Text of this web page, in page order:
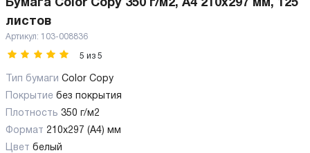
Бумага Color Copy 350 г/м2, А4 210x297 мм, 125
листов
Артикул: 103-008836
5 из 5
Тип бумаги Color Copy
Покрытие без покрытия
Плотность 350 г/м2
Формат 210x297 (А4) мм
Цвет белый